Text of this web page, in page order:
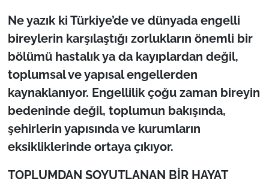
Ne yazık ki Türkiye’de ve dünyada engelli
bireylerin karşılaştığı zorlukların önemli bir
bölümü hastalık ya da kayıplardan değil,
toplumsal ve yapısal engellerden
kaynaklanıyor. Engellilik çoğu zaman bireyin
bedeninde değil, toplumun bakışında,
şehirlerin yapısında ve kurumların
eksikliklerinde ortaya çıkıyor.
TOPLUMDAN SOYUTLANAN BİR HAYAT
Magazin
İş Dünyası
Bilim Teknoloji
English News
Canlı Maç